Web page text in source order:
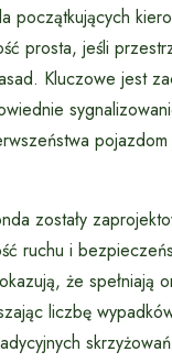
początkujących
prosta, jeśli
Kluczowe jest
zostały
ruchu i
że spełniają
liczbę